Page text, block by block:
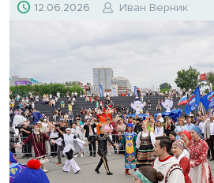
12.06.2026 Иван Верник